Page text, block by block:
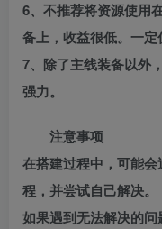
6、不推荐将资源使用
备上，收益很低。一定
7、除了主线装备以外
强力。
注意事项
在搭建过程中，可能
程，并尝试自己解决。
如果遇到无法解决的